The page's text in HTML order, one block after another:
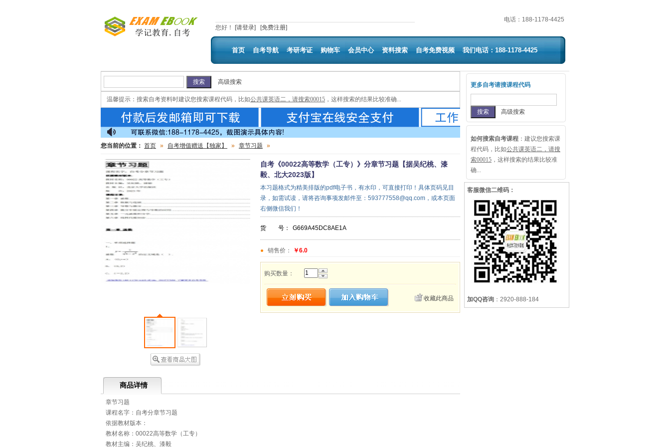
电话： 188-1178-4425
您好 ！ [请登录] [免费注册]
首页 自考导航 考研考证 购物车 会员中心 资料搜索 自考免费视频 我们电话：188-1178-4425
高级搜索
温馨提示： 搜索自考资料时建议您搜索课程代码，比如公共课英语二，请搜索00015 ，这样搜索的结果比较准确...
您当前的位置： 首页 » 自考增值赠送【独家】 » 章节习题 »
自考《00022高等数学（工专）》分章节习题【据吴纪桃、漆
毅、北大2023版】
本习题格式为精美排版的pdf电子书，有水印，可直接打印！具体页码见目
录，如需试读，请将咨询事项发邮件至：593777558@qq.com，或本页面
右侧微信我们！
货 号： G669A45DC8AE1A
销售价： ￥6.0
购买数量：
收藏此商品
商品详情
章节习题
课程名字：自考分章节习题
依据教材版本：
教材名称：00022高等数学（工专）
教材主编：吴纪桃、漆毅
更多自考请搜课程代码
高级搜索
如何搜索自考课程 ： 建议您搜索课
程代码，比如公共课英语二，请搜
索00015 ，这样搜索的结果比较准
确...
客服微信二维码：
加QQ咨询 ：2920-888-184